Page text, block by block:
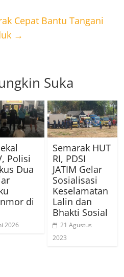
Cepat Bantu Tangani
→
Suka
Polisi
Dua
di
2026
Semarak HUT
RI, PDSI
JATIM Gelar
Sosialisasi
Keselamatan
Lalin dan
Bhakti Sosial
21 Agustus
2023